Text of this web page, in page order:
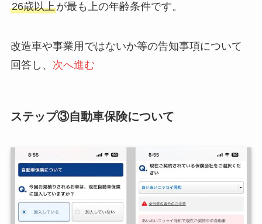
26歳以上が最も上の年齢条件です。
改造車や事業用ではないか等の告知事項について
回答し、 次へ進む
ステップ③自動車保険について